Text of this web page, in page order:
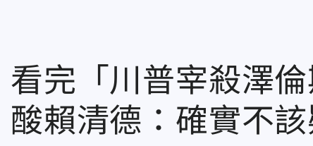
看完「川普宰殺澤
酸賴清德：確實不